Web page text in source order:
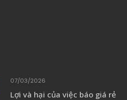
07/03/2026
Lợi và hại của việc báo giá rẻ